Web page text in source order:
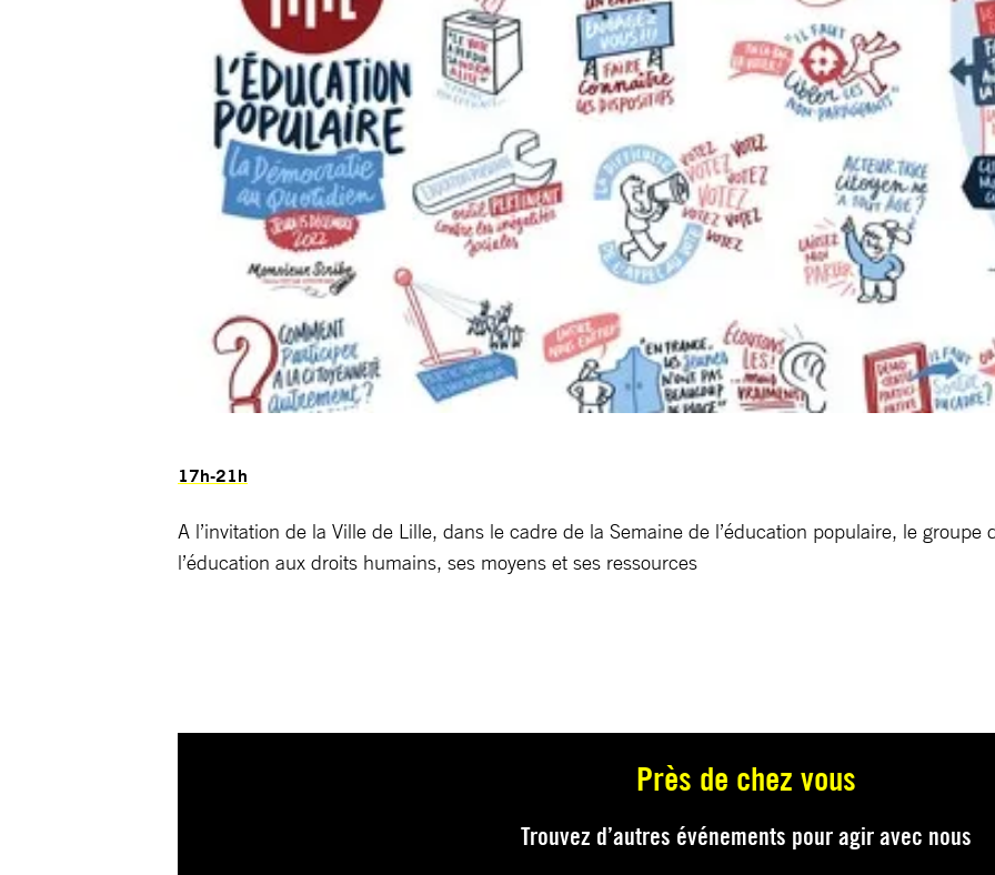
17h-21h
A l’invitation de la Ville de Lille, dans le cadre de la Semaine de l’éducation populaire, le groupe
l’éducation aux droits humains, ses moyens et ses ressources
Près de chez vous
Trouvez d’autres événements pour agir avec nous